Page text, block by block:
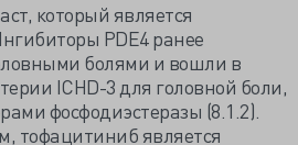
который является
PDE4 ранее
болями и вошли в
ICHD-3 для головной боли,
фосфодиэстеразы (8.1.2).
тофацитиниб является